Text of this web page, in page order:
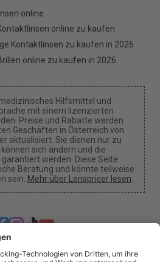
online
online zu kaufen
Kontaktlinsen zu kaufen in 2026
online zu kaufen in 2026
Hilfsmittel und
mit einem lizenzierten
Preise und Rabatte werden
Geschäften in Österreich von
aktualisiert. Sie dienen nur zu
sich ändern und die
werden. Diese Seite
Beratung und könnte teilweise
sein. Mehr über Lenspricer lesen
Einstellungen